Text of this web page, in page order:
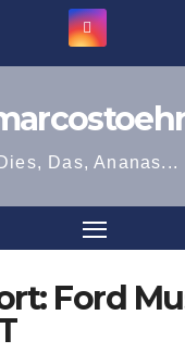
Dies, Das, Ananas...
Ford